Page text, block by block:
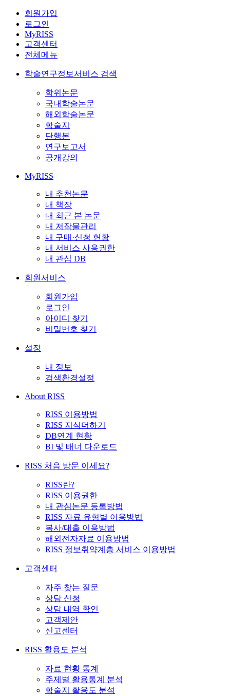
회원가입
로그인
MyRISS
고객센터
전체메뉴
학술연구정보서비스 검색
학위논문
국내학술논문
해외학술논문
학술지
단행본
연구보고서
공개강의
MyRISS
내 추천논문
내 책장
내 최근 본 논문
내 저작물관리
내 구매·신청 현황
내 서비스 사용권한
내 관심 DB
회원서비스
회원가입
로그인
아이디 찾기
비밀번호 찾기
설정
내 정보
검색환경설정
About RISS
RISS 이용방법
RISS 지식더하기
DB연계 현황
BI 및 배너 다운로드
RISS 처음 방문 이세요?
RISS란?
RISS 이용권한
내 관심논문 등록방법
RISS 자료 유형별 이용방법
복사/대출 이용방법
해외전자자료 이용방법
RISS 정보취약계층 서비스 이용방법
고객센터
자주 찾는 질문
상담 신청
상담 내역 확인
고객제안
신고센터
RISS 활용도 분석
자료 현황 통계
주제별 활용통계 분석
학술지 활용도 분석